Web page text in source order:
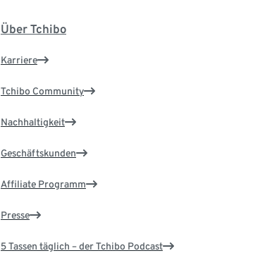
Über Tchibo
Karriere
Tchibo Community
Nachhaltigkeit
Geschäftskunden
Affiliate Programm
Presse
5 Tassen täglich – der Tchibo Podcast